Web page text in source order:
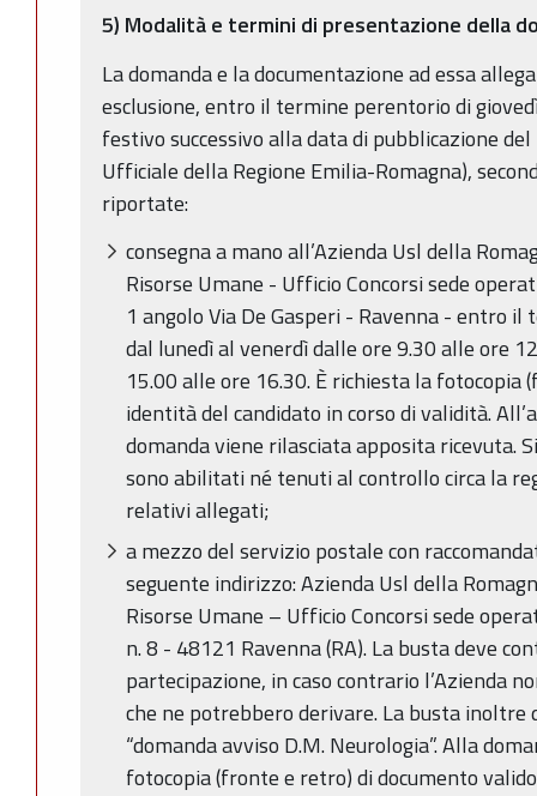
5) Modalità e termini di presentazione della
La domanda e la documentazione ad essa
esclusione, entro il termine perentorio di
festivo successivo alla data di pubblicazione
Ufficiale della Regione Emilia-Romagna),
riportate:
consegna a mano all’Azienda Usl della
Risorse Umane - Ufficio Concorsi sede
1 angolo Via De Gasperi - Ravenna - entro il
dal lunedì al venerdì dalle ore 9.30 alle ore
15.00 alle ore 16.30. È richiesta la
identità del candidato in corso di validità.
domanda viene rilasciata apposita ricevuta.
sono abilitati né tenuti al controllo circa la
relativi allegati;
a mezzo del servizio postale con
seguente indirizzo: Azienda Usl della
Risorse Umane – Ufficio Concorsi sede
n. 8 - 48121 Ravenna (RA). La busta deve
partecipazione, in caso contrario l’Azienda
che ne potrebbero derivare. La busta inoltre
“domanda avviso D.M. Neurologia”. Alla
fotocopia (fronte e retro) di documento